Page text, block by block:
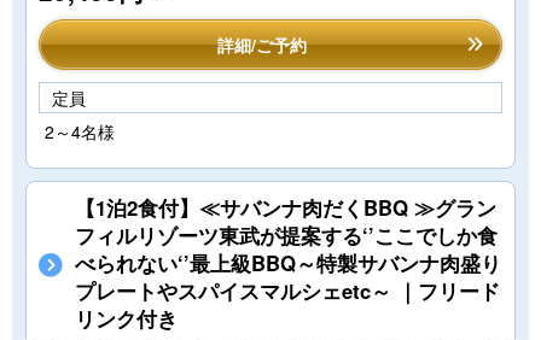
詳細/ご予約
定員
2～4名様
【1泊2食付】≪サバンナ肉だくBBQ ≫グラン
フィルリゾーツ東武が提案する‘’ここでしか食
べられない‘’最上級BBQ～特製サバンナ肉盛り
プレートやスパイスマルシェetc～ ｜フリード
リンク付き